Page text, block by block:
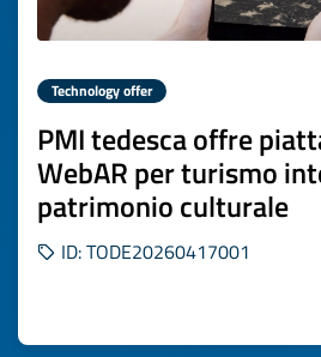
Technology offer
PMI tedesca offre
WebAR per turismo
patrimonio culturale
ID: TODE20260417001